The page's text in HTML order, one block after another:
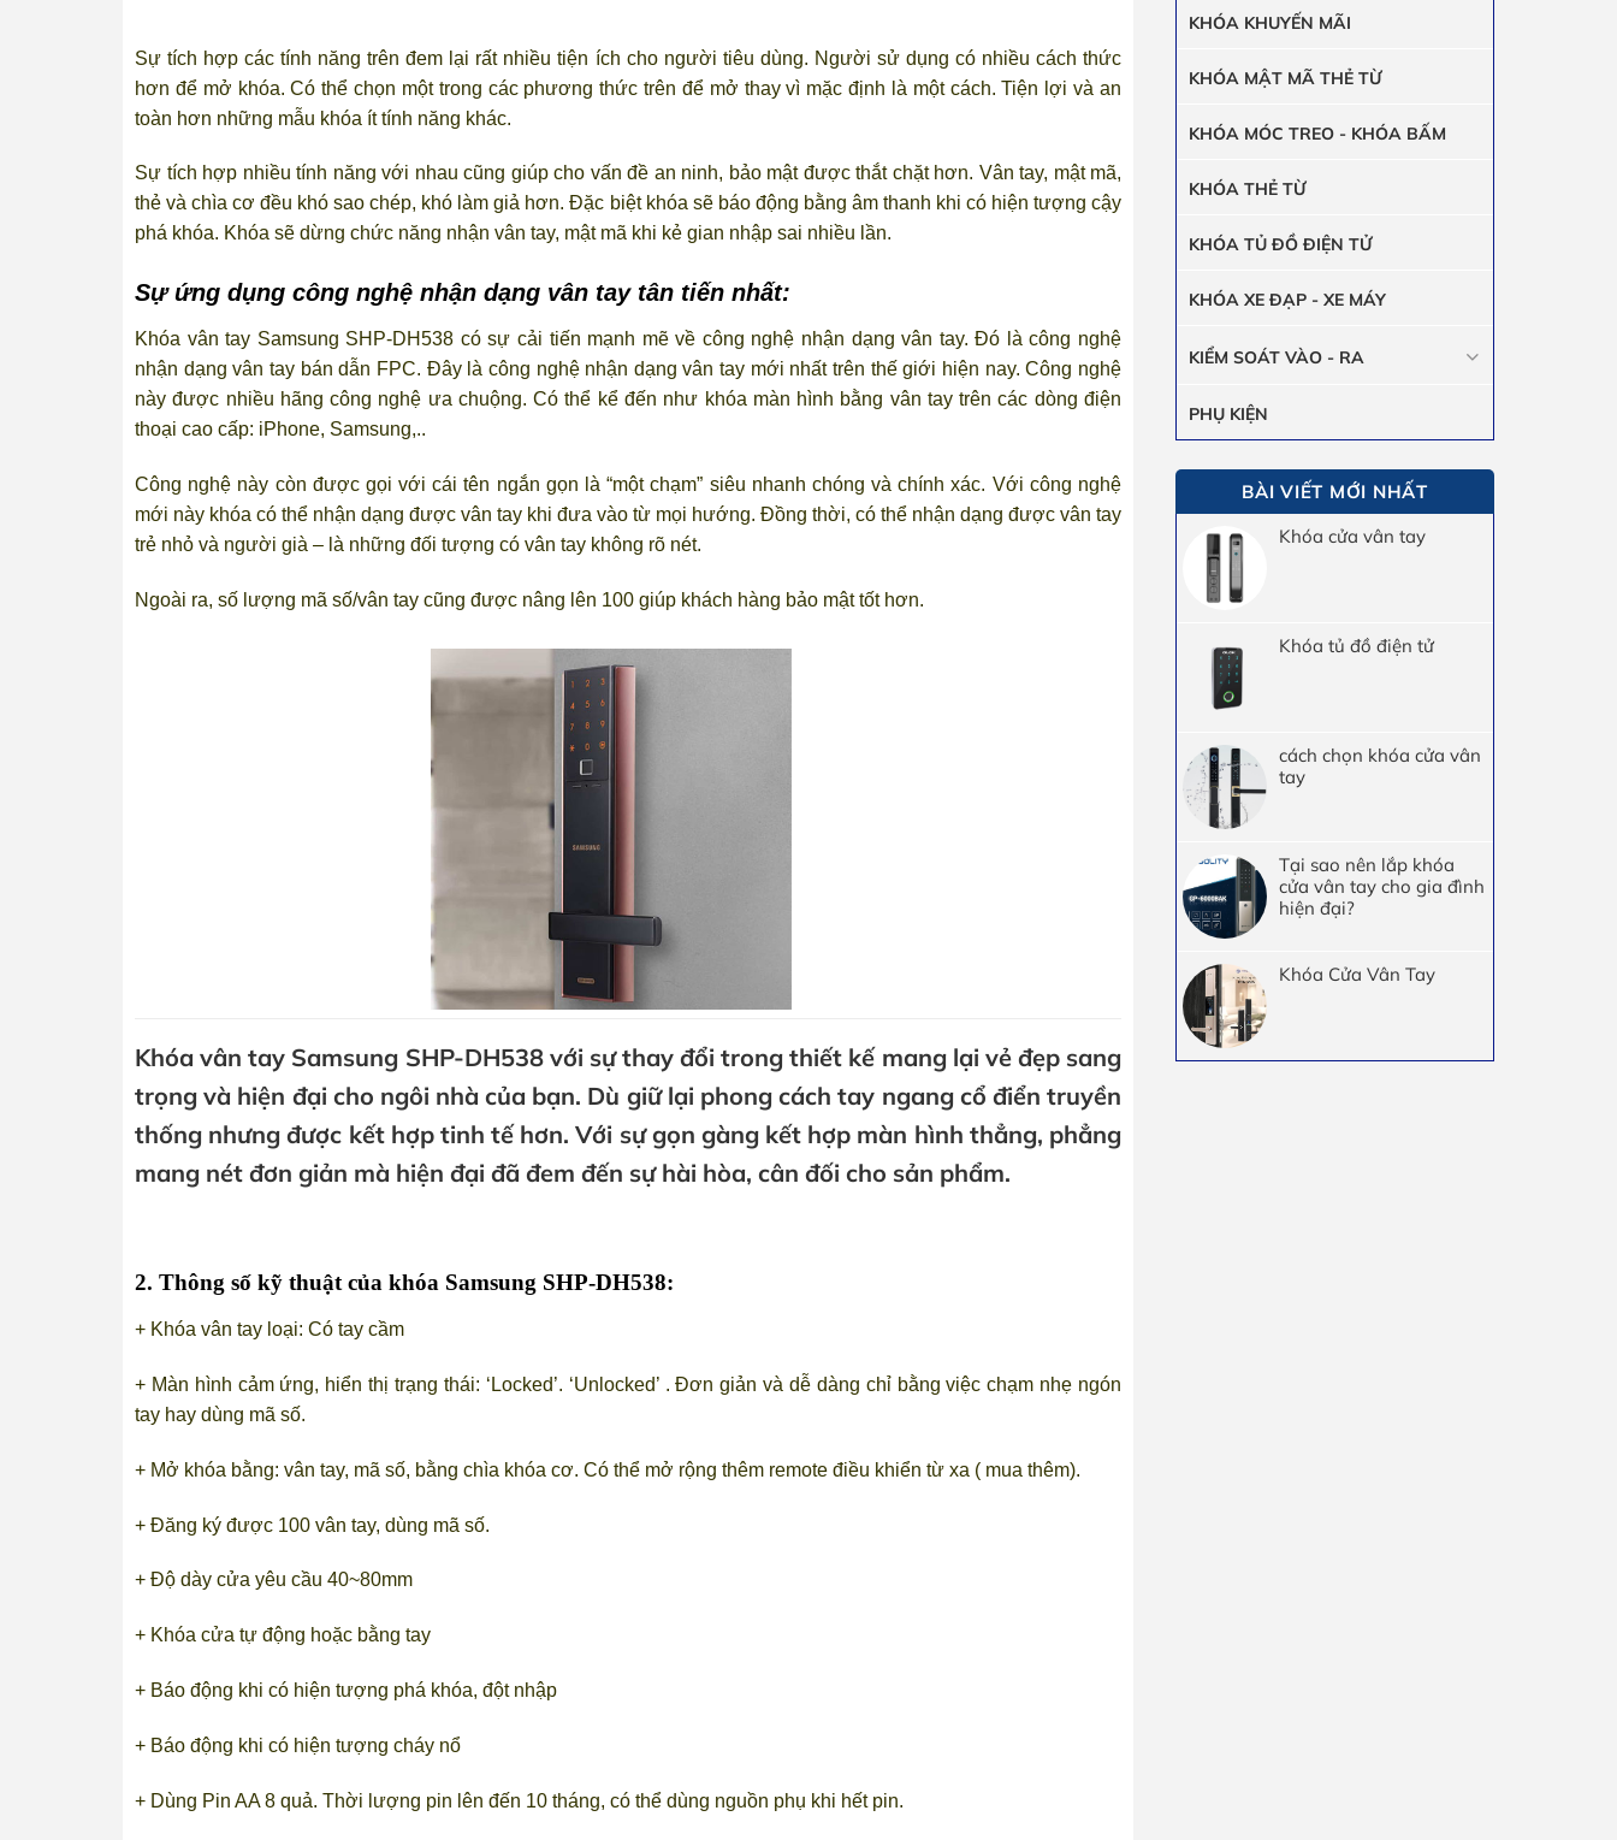
KHÓA KHUYẾN MÃI
KHÓA MẬT MÃ THẺ TỪ
KHÓA MÓC TREO - KHÓA BẤM
KHÓA THẺ TỪ
KHÓA TỦ ĐỒ ĐIỆN TỬ
KHÓA XE ĐẠP - XE MÁY
KIỂM SOÁT VÀO - RA
PHỤ KIỆN
BÀI VIẾT MỚI NHẤT
Khóa cửa vân tay
Khóa tủ đồ điện tử
cách chọn khóa cửa vân
tay
Tại sao nên lắp khóa
cửa vân tay cho gia đình
hiện đại?
Khóa Cửa Vân Tay
Sự tích hợp các tính năng trên đem lại rất nhiều tiện ích cho người tiêu dùng. Người sử dụng có nhiều cách thức
hơn để mở khóa. Có thể chọn một trong các phương thức trên để mở thay vì mặc định là một cách. Tiện lợi và an
toàn hơn những mẫu khóa ít tính năng khác.
Sự tích hợp nhiều tính năng với nhau cũng giúp cho vấn đề an ninh, bảo mật được thắt chặt hơn. Vân tay, mật mã,
thẻ và chìa cơ đều khó sao chép, khó làm giả hơn. Đặc biệt khóa sẽ báo động bằng âm thanh khi có hiện tượng cậy
phá khóa. Khóa sẽ dừng chức năng nhận vân tay, mật mã khi kẻ gian nhập sai nhiều lần.
Sự ứng dụng công nghệ nhận dạng vân tay tân tiến nhất:
Khóa vân tay Samsung SHP-DH538 có sự cải tiến mạnh mẽ về công nghệ nhận dạng vân tay. Đó là công nghệ
nhận dạng vân tay bán dẫn FPC. Đây là công nghệ nhận dạng vân tay mới nhất trên thế giới hiện nay. Công nghệ
này được nhiều hãng công nghệ ưa chuộng. Có thể kể đến như khóa màn hình bằng vân tay trên các dòng điện
thoại cao cấp: iPhone, Samsung,..
Công nghệ này còn được gọi với cái tên ngắn gọn là “một chạm” siêu nhanh chóng và chính xác. Với công nghệ
mới này khóa có thể nhận dạng được vân tay khi đưa vào từ mọi hướng. Đồng thời, có thể nhận dạng được vân tay
trẻ nhỏ và người già – là những đối tượng có vân tay không rõ nét.
Ngoài ra, số lượng mã số/vân tay cũng được nâng lên 100 giúp khách hàng bảo mật tốt hơn.
Khóa vân tay Samsung SHP-DH538 với sự thay đổi trong thiết kế mang lại vẻ đẹp sang
trọng và hiện đại cho ngôi nhà của bạn. Dù giữ lại phong cách tay ngang cổ điển truyền
thống nhưng được kết hợp tinh tế hơn. Với sự gọn gàng kết hợp màn hình thẳng, phẳng
mang nét đơn giản mà hiện đại đã đem đến sự hài hòa, cân đối cho sản phẩm.
2. Thông số kỹ thuật của khóa Samsung SHP-DH538:
+ Khóa vân tay loại: Có tay cầm
+ Màn hình cảm ứng, hiển thị trạng thái: ‘Locked’. ‘Unlocked’ . Đơn giản và dễ dàng chỉ bằng việc chạm nhẹ ngón
tay hay dùng mã số.
+ Mở khóa bằng: vân tay, mã số, bằng chìa khóa cơ. Có thể mở rộng thêm remote điều khiển từ xa ( mua thêm).
+ Đăng ký được 100 vân tay, dùng mã số.
+ Độ dày cửa yêu cầu 40~80mm
+ Khóa cửa tự động hoặc bằng tay
+ Báo động khi có hiện tượng phá khóa, đột nhập
+ Báo động khi có hiện tượng cháy nổ
+ Dùng Pin AA 8 quả. Thời lượng pin lên đến 10 tháng, có thể dùng nguồn phụ khi hết pin.